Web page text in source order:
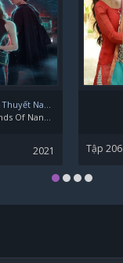
Perihan Savaş
Elif Doğan
Người Lái Đò: Truyền Thuyết Nam Dương
The Ferryman: Legends Of Nanyang
2021 Tập 206